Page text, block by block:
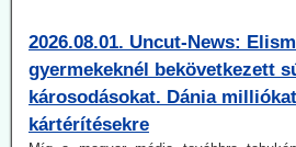
gyermekeknél bekövetkezett
károsodásokat. Dánia
kártérítésekre
Míg a magyar média továbbra
előforduló oltási károsodások